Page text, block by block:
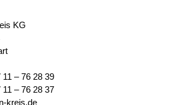
KG
11 – 76 28 39
– 76 28 37
kreis.de